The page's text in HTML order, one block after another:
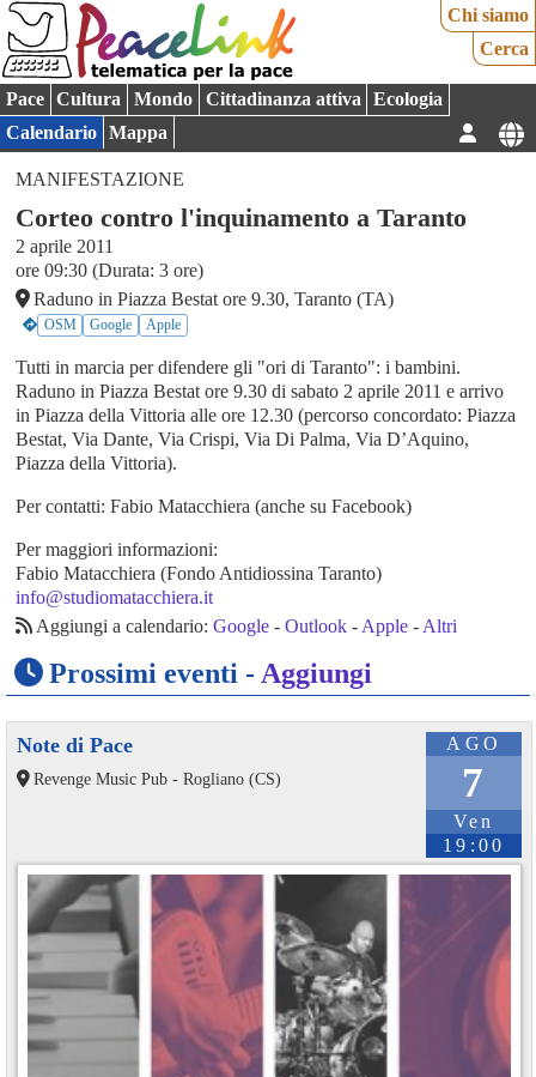
Chi siamo
Cerca
Pace Cultura Mondo Cittadinanza attiva
Ecologia
Calendario
Mappa
MANIFESTAZIONE
Corteo contro l'inquinamento a Taranto
2 aprile 2011
ore 09:30 (Durata: 3 ore)
Raduno in Piazza Bestat ore 9.30, Taranto (TA)
OSM Google Apple
Tutti in marcia per difendere gli "ori di Taranto": i bambini.
Raduno in Piazza Bestat ore 9.30 di sabato 2 aprile 2011 e arrivo
in Piazza della Vittoria alle ore 12.30 (percorso concordato: Piazza
Bestat, Via Dante, Via Crispi, Via Di Palma, Via D’Aquino,
Piazza della Vittoria).
Per contatti: Fabio Matacchiera (anche su Facebook)
Per maggiori informazioni:
Fabio Matacchiera (Fondo Antidiossina Taranto)
info@studiomatacchiera.it
Aggiungi a calendario: Google- Outlook- Apple- Altri
Prossimi eventi - Aggiungi
AGO
7
Ven
19:00
Note di Pace
Revenge Music Pub - Rogliano (CS)